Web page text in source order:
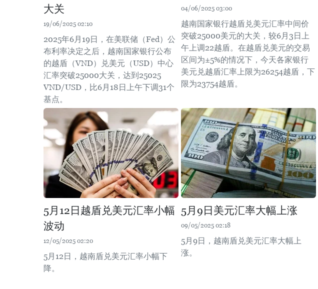
大关
19/06/2025 02:10
2025年6月19日，在美联储（Fed）公
布利率决定之后，越南国家银行公布
的越盾（VND）兑美元（USD）中心
汇率突破25000大关，达到25025
VND/USD，比6月18日上午下调31个
基点。
04/06/2025 03:00
越南国家银行越盾兑美元汇率中间价
突破25000美元的大关，较6月3日上
午上调22越盾。在越盾兑美元的交易
区间为±5%的情况下，今天各家银行
美元兑越盾汇率上限为26254越盾，下
限为23754越盾。
5月12日越盾兑美元汇率小幅
波动
12/05/2025 02:20
5月12日，越南盾兑美元汇率小幅下
降。
5月9日美元汇率大幅上涨
09/05/2025 02:18
5月9日，越南盾兑美元汇率大幅上
涨。